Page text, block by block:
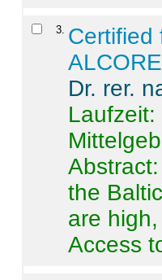
3 Certified
Dr. rer.
Abstract:
the
are
Access